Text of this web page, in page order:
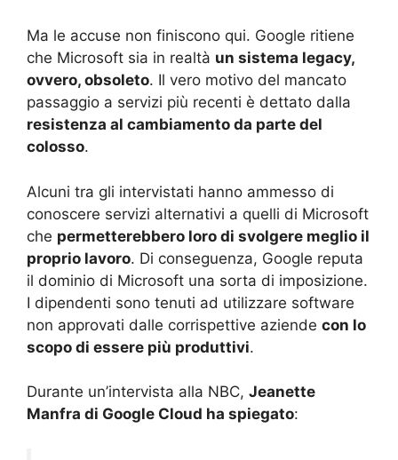
Ma le accuse non finiscono qui. Google ritiene
che Microsoft sia in realtà un sistema legacy,
ovvero, obsoleto. Il vero motivo del mancato
passaggio a servizi più recenti è dettato dalla
resistenza al cambiamento da parte del
colosso.
Alcuni tra gli intervistati hanno ammesso di
conoscere servizi alternativi a quelli di Microsoft
che permetterebbero loro di svolgere meglio il
proprio lavoro. Di conseguenza, Google reputa
il dominio di Microsoft una sorta di imposizione.
I dipendenti sono tenuti ad utilizzare software
non approvati dalle corrispettive aziende con lo
scopo di essere più produttivi.
Durante un’intervista alla NBC, Jeanette
Manfra di Google Cloud ha spiegato: